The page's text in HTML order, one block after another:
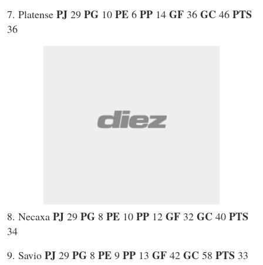
7. Platense PJ 29 PG 10 PE 6 PP 14 GF 36 GC 46 PTS
36
8. Necaxa PJ 29 PG 8 PE 10 PP 12 GF 32 GC 40 PTS
34
9. Savio PJ 29 PG 8 PE 9 PP 13 GF 42 GC 58 PTS 33